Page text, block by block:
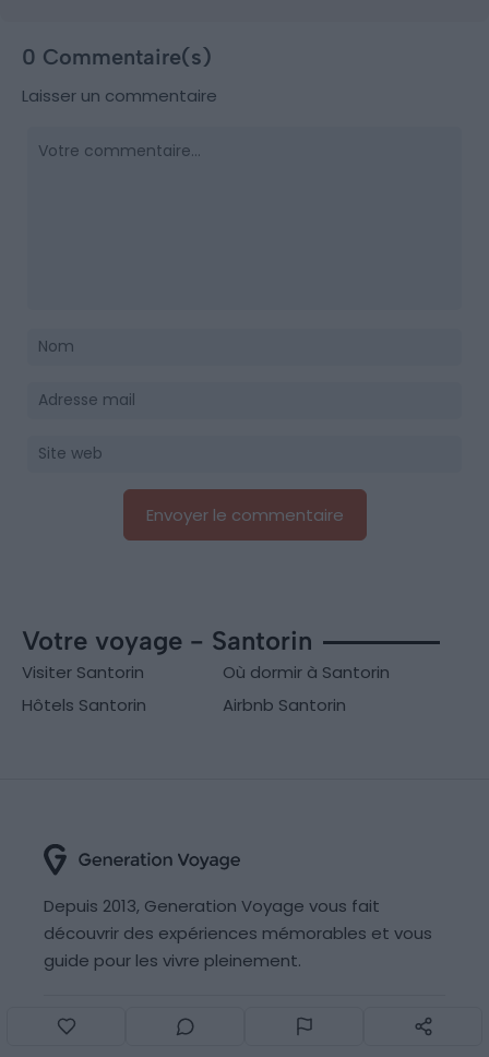
0 Commentaire(s)
Laisser un commentaire
Votre voyage - Santorin
Visiter Santorin
Où dormir à Santorin
Hôtels Santorin
Airbnb Santorin
Depuis 2013, Generation Voyage vous fait
découvrir des expériences mémorables et vous
guide pour les vivre pleinement.